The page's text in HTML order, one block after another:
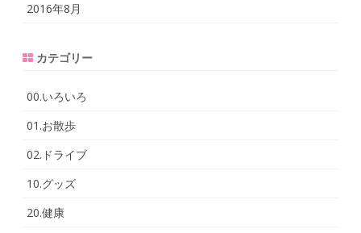
2016年8月
カテゴリー
00.いろいろ
01.お散歩
02.ドライブ
10.グッズ
20.健康